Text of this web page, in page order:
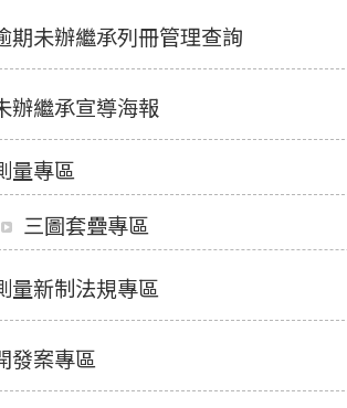
期未辦繼承列冊管理查詢
辦繼承宣導海報
量專區
三圖套疊專區
量新制法規專區
發案專區